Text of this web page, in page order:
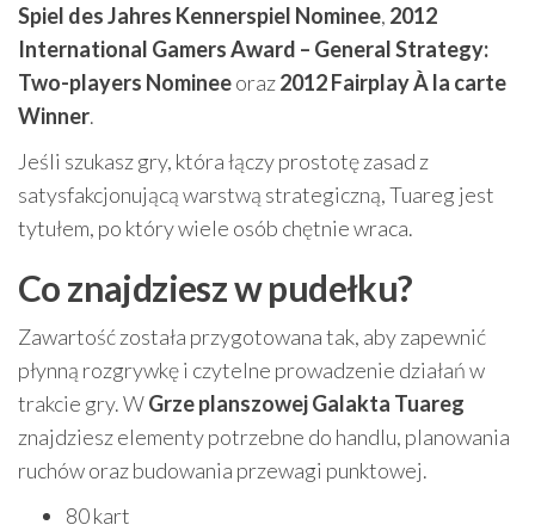
Spiel des Jahres Kennerspiel Nominee, 2012
International Gamers Award – General Strategy:
Two-players Nomineeoraz2012 Fairplay À la carte
Winner.
Jeśli szukasz gry, która łączy prostotę zasad z
satysfakcjonującą warstwą strategiczną, Tuareg jest
tytułem, po który wiele osób chętnie wraca.
Co znajdziesz w pudełku?
Zawartość została przygotowana tak, aby zapewnić
płynną rozgrywkę i czytelne prowadzenie działań w
trakcie gry. WGrze planszowej Galakta Tuareg
znajdziesz elementy potrzebne do handlu, planowania
ruchów oraz budowania przewagi punktowej.
80 kart